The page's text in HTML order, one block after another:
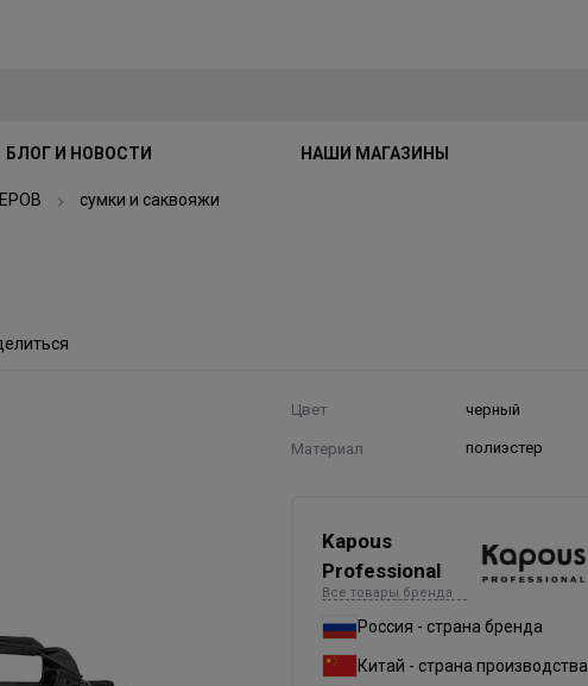
БЛОГ И НОВОСТИ НАШИ МАГАЗИНЫ
сумки и саквояжи
Цвет черный
Материал полиэстер
Kapous
Professional
Все товары бренда
Россия - страна бренда
Китай - страна производства